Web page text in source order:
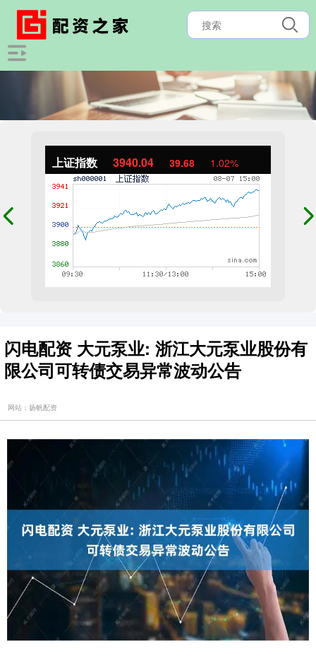
上证指数 3940.04 39.68 1.02%
闪电配资 大元泵业: 浙江大元泵业股份有
限公司可转债交易异常波动公告
网站：扬帆配资